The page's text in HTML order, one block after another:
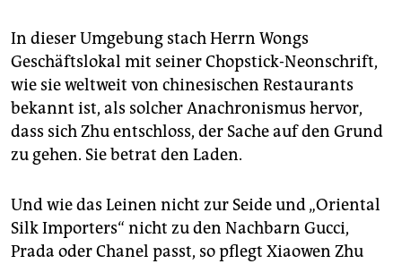
In dieser Umgebung stach Herrn Wongs
Geschäftslokal mit seiner Chopstick-Neonschrift,
wie sie weltweit von chinesischen Restaurants
bekannt ist, als solcher Anachronismus hervor,
dass sich Zhu entschloss, der Sache auf den Grund
zu gehen. Sie betrat den Laden.
Und wie das Leinen nicht zur Seide und „Oriental
Silk Importers“ nicht zu den Nachbarn Gucci,
Prada oder Chanel passt, so pflegt Xiaowen Zhu